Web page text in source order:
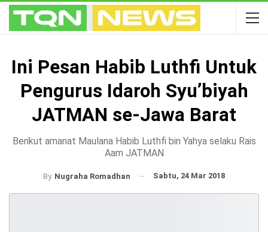
Ini Pesan Habib Luthfi Untuk
Pengurus Idaroh Syu’biyah
JATMAN se-Jawa Barat
Berikut amanat Maulana Habib Luthfi bin Yahya selaku Rais
Aam JATMAN
By Nugraha Romadhan Sabtu, 24 Mar 2018